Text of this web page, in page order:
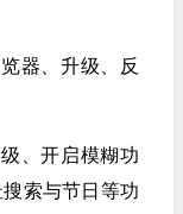
器、升级、反
、开启模糊功
索与节日等功